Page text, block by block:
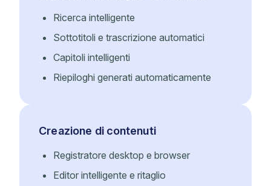
Ricerca intelligente
Sottotitoli e trascrizione automatici
Capitoli intelligenti
Riepiloghi generati automaticamente
Creazione di contenuti
Registratore desktop e browser
Editor intelligente e ritaglio